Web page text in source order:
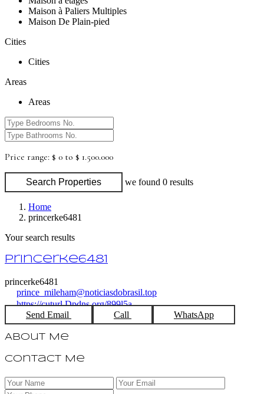
Maison à Paliers Multiples
Maison De Plain-pied
Cities
Cities
Areas
Areas
Price range: $ 0 to $ 1.500.000
Search Properties we found 0 results
Home
princerke6481
Your search results
princerke6481
princerke6481
prince_mileham@noticiasdobrasil.top
https://cuturl.Dpdns.org/899l5a
Send Email
Call WhatsApp
About Me
Contact Me